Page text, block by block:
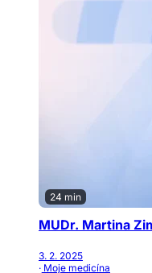
24 min
MUDr. Martina
3. 2. 2025
· Moje medicína